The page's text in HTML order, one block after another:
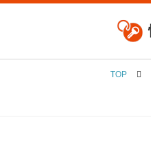
TOP